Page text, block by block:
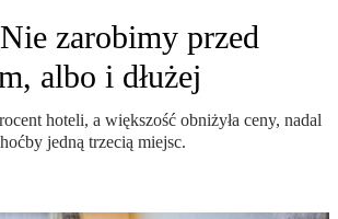
zarobimy przed
albo i dłużej
hoteli, a większość obniżyła ceny, nadal
jedną trzecią miejsc.